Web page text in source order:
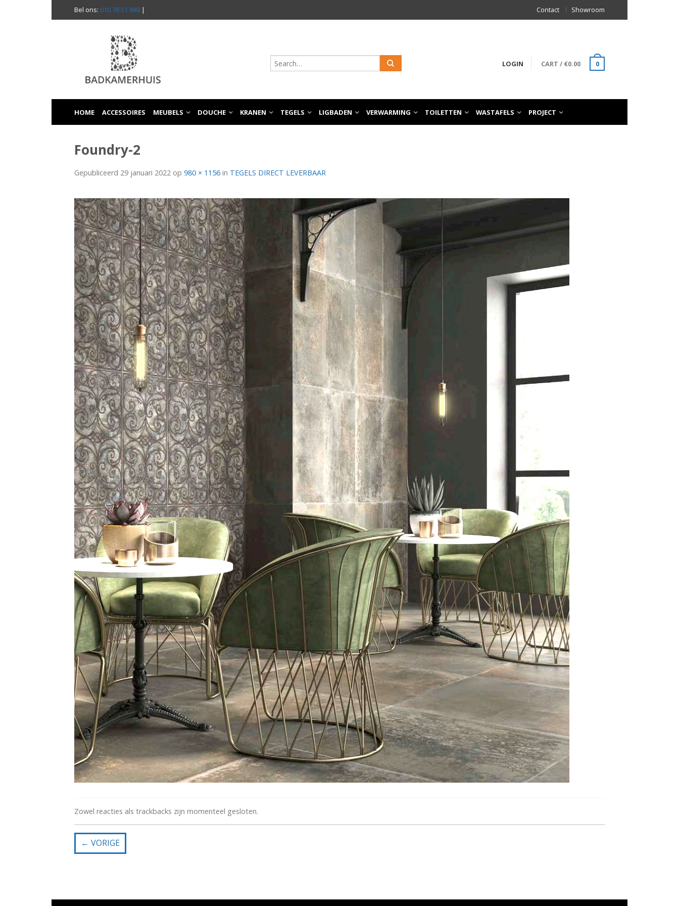
Bel ons: 010 78 51 888 | Contact Showroom
LOGIN CART / €0.00 0
HOME ACCESSOIRES MEUBELS DOUCHE KRANEN TEGELS LIGBADEN VERWARMING TOILETTEN WASTAFELS PROJECT
Foundry-2
Gepubliceerd 29 januari 2022 op 980 × 1156 in TEGELS DIRECT LEVERBAAR
Zowel reacties als trackbacks zijn momenteel gesloten.
← VORIGE